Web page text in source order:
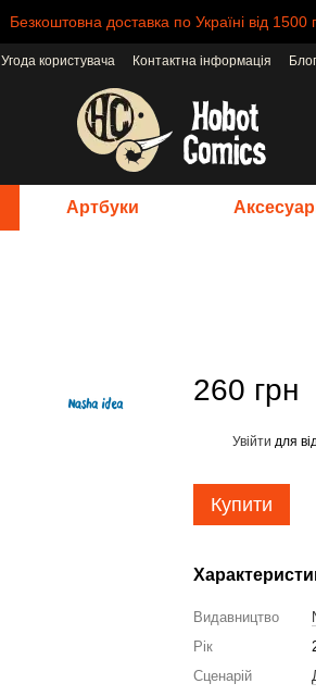
Безкоштовна доставка по Україні від 1500
Угода користувача Контактна інформація
Блог
Артбуки
260 грн
Увійти для
Купити
Видавництво
Рік
Сценарій